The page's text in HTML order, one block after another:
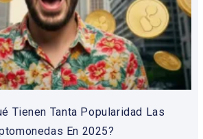
Tienen Tanta Popularidad Las
En 2025?